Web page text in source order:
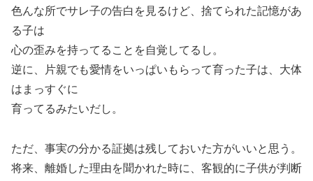
色んな所でサレ子の告白を見るけど、捨てられた記憶があ
る子は
心の歪みを持ってることを自覚してるし。
逆に、片親でも愛情をいっぱいもらって育った子は、大体
はまっすぐに
育ってるみたいだし。
ただ、事実の分かる証拠は残しておいた方がいいと思う。
将来、離婚した理由を聞かれた時に、客観的に子供が判断